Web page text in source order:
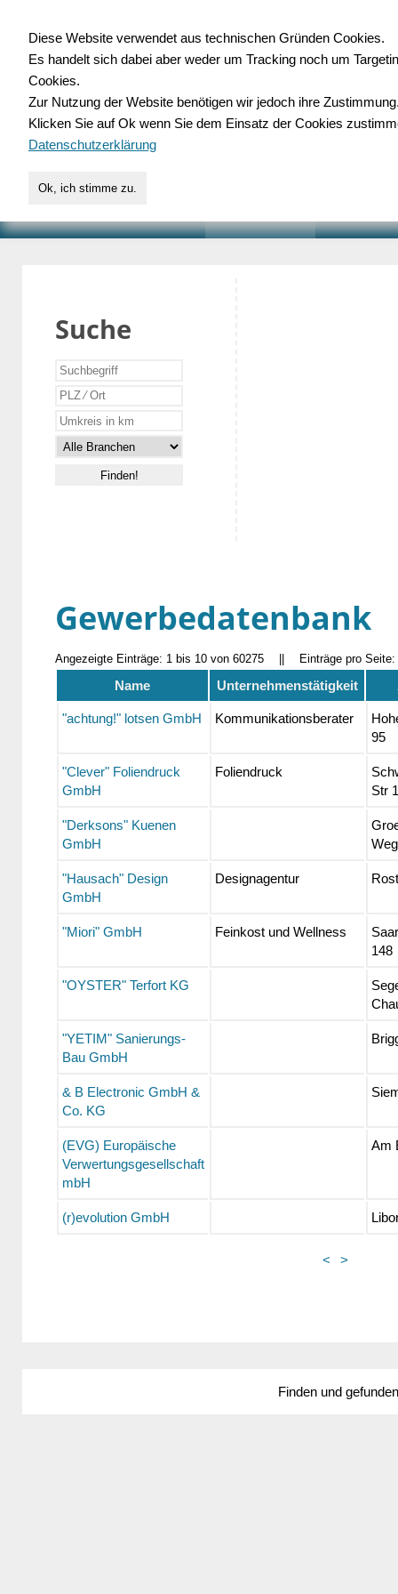
für Handwerk,
Suche
Gewerbedatenbank
Angezeigte Einträge: 1 bis 10 von 60275 Einträge pro Seite:
Name Unternehmenstätigkeit
"achtung!" lotsen GmbH Kommunikationsberater
95
"Clever" Foliendruck
GmbH
Foliendruck
Str 1
"Derksons" Kuenen
GmbH
"Hausach" Design
GmbH
Designagentur
"Miori" GmbH Feinkost und Wellness
148
"OYSTER" Terfort KG
"YETIM" Sanierungs-
Bau GmbH
& B Electronic GmbH &
Co. KG
(EVG) Europäische
Verwertungsgesellschaft
mbH
Am
(r)evolution GmbH
< >
Finden und
Diese Website verwendet aus technischen Gründen Cookies.
Es handelt sich dabei aber weder um Tracking noch um
Cookies.
Zur Nutzung der Website benötigen wir jedoch ihre
Klicken Sie auf Ok wenn Sie dem Einsatz der Cookies
Datenschutzerklärung
Ok, ich stimme zu.